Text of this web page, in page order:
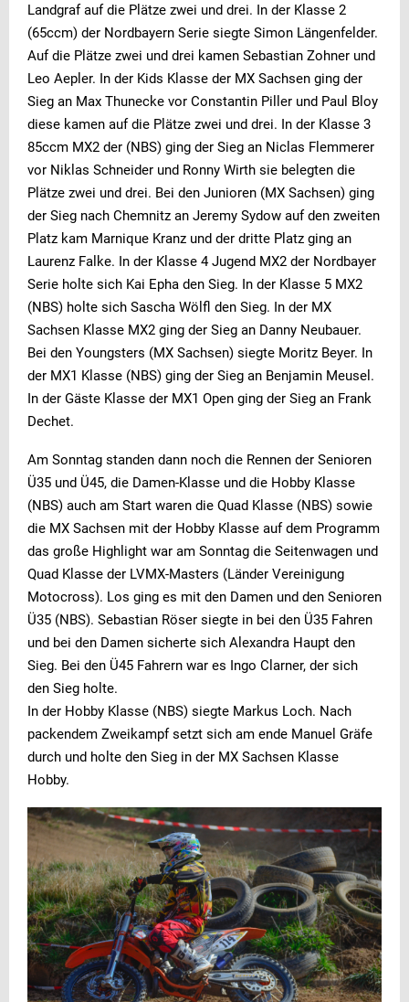
Landgraf auf die Plätze zwei und drei. In der Klasse 2
(65ccm) der Nordbayern Serie siegte Simon Längenfelder.
Auf die Plätze zwei und drei kamen Sebastian Zohner und
Leo Aepler. In der Kids Klasse der MX Sachsen ging der
Sieg an Max Thunecke vor Constantin Piller und Paul Bloy
diese kamen auf die Plätze zwei und drei. In der Klasse 3
85ccm MX2 der (NBS) ging der Sieg an Niclas Flemmerer
vor Niklas Schneider und Ronny Wirth sie belegten die
Plätze zwei und drei. Bei den Junioren (MX Sachsen) ging
der Sieg nach Chemnitz an Jeremy Sydow auf den zweiten
Platz kam Marnique Kranz und der dritte Platz ging an
Laurenz Falke. In der Klasse 4 Jugend MX2 der Nordbayer
Serie holte sich Kai Epha den Sieg. In der Klasse 5 MX2
(NBS) holte sich Sascha Wölfl den Sieg. In der MX
Sachsen Klasse MX2 ging der Sieg an Danny Neubauer.
Bei den Youngsters (MX Sachsen) siegte Moritz Beyer. In
der MX1 Klasse (NBS) ging der Sieg an Benjamin Meusel.
In der Gäste Klasse der MX1 Open ging der Sieg an Frank
Dechet.
Am Sonntag standen dann noch die Rennen der Senioren
Ü35 und Ü45, die Damen-Klasse und die Hobby Klasse
(NBS) auch am Start waren die Quad Klasse (NBS) sowie
die MX Sachsen mit der Hobby Klasse auf dem Programm
das große Highlight war am Sonntag die Seitenwagen und
Quad Klasse der LVMX-Masters (Länder Vereinigung
Motocross). Los ging es mit den Damen und den Senioren
Ü35 (NBS). Sebastian Röser siegte in bei den Ü35 Fahren
und bei den Damen sicherte sich Alexandra Haupt den
Sieg. Bei den Ü45 Fahrern war es Ingo Clarner, der sich
den Sieg holte.
In der Hobby Klasse (NBS) siegte Markus Loch. Nach
packendem Zweikampf setzt sich am ende Manuel Gräfe
durch und holte den Sieg in der MX Sachsen Klasse
Hobby.